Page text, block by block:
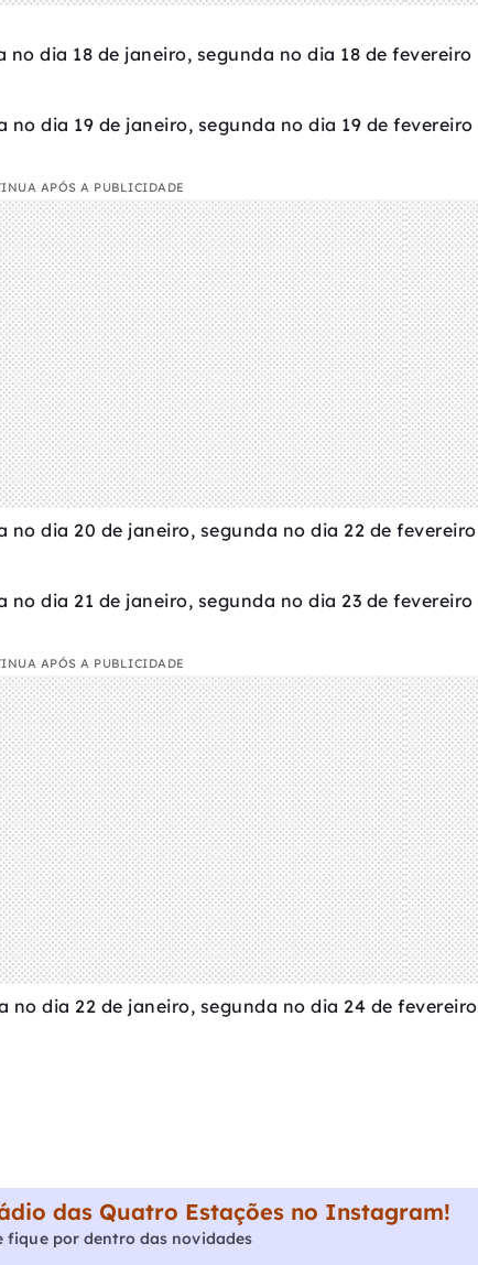
no dia 18 de janeiro, segunda no dia 18 de fevereiro
no dia 19 de janeiro, segunda no dia 19 de fevereiro
APÓS A PUBLICIDADE
no dia 20 de janeiro, segunda no dia 22 de fevereiro
no dia 21 de janeiro, segunda no dia 23 de fevereiro
APÓS A PUBLICIDADE
no dia 22 de janeiro, segunda no dia 24 de fevereiro
das Quatro Estações no Instagram!
fique por dentro das novidades